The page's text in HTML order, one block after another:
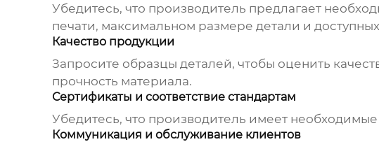
Убедитесь, что производитель предлагает
печати, максимальном размере детали и
Качество продукции
Запросите образцы деталей, чтобы оценить
прочность материала.
Сертификаты и соответствие стандартам
Убедитесь, что производитель имеет необходимые
Коммуникация и обслуживание клиентов